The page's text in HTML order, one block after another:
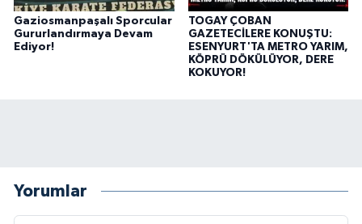
Gaziosmanpaşalı Sporcular
Gururlandırmaya Devam
Ediyor!
TOGAY ÇOBAN
GAZETECİLERE KONUŞTU:
ESENYURT'TA METRO YARIM,
KÖPRÜ DÖKÜLÜYOR, DERE
KOKUYOR!
Yorumlar